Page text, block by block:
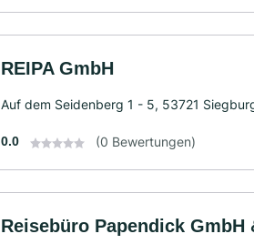
REIPA GmbH
Auf dem Seidenberg 1 - 5, 53721
0.0 (0 Bewertungen)
Reisebüro Papendick GmbH